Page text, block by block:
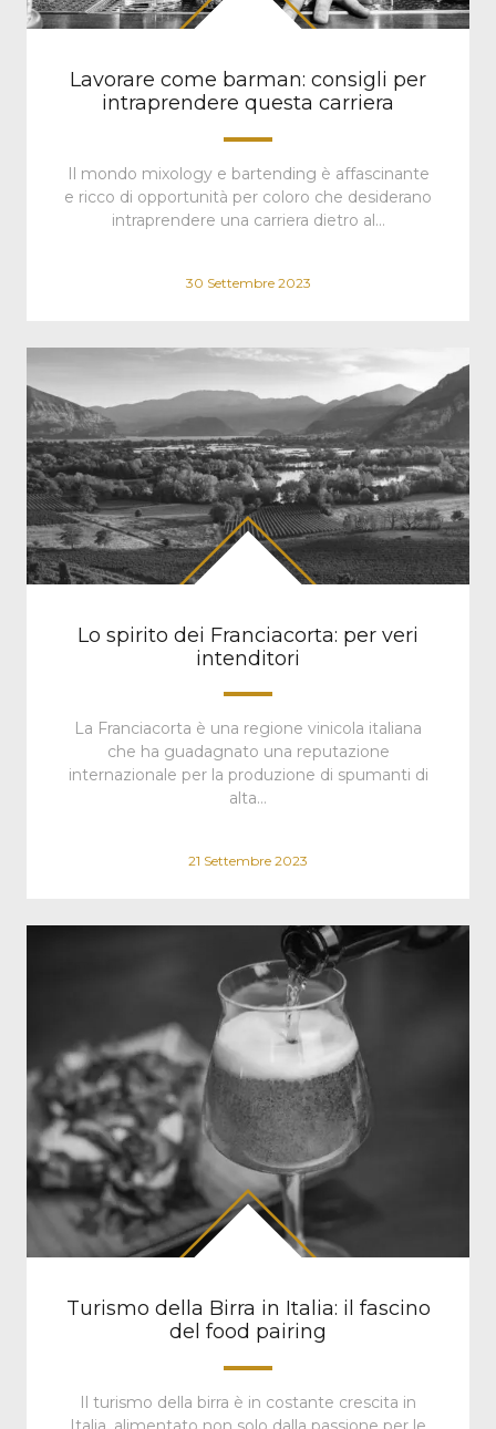
Lavorare come barman: consigli per
intraprendere questa carriera
Il mondo mixology e bartending è affascinante
e ricco di opportunità per coloro che desiderano
intraprendere una carriera dietro al…
30 Settembre 2023
Lo spirito dei Franciacorta: per veri
intenditori
La Franciacorta è una regione vinicola italiana
che ha guadagnato una reputazione
internazionale per la produzione di spumanti di
alta…
21 Settembre 2023
Turismo della Birra in Italia: il fascino
del food pairing
Il turismo della birra è in costante crescita in